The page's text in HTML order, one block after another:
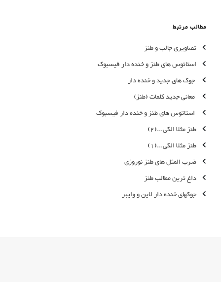
مطالب مرتبط
تصاویری جالب و طنز
استاتوس های طنز و خنده دار فیسبوک
جوک های جدید و خنده دار
معانی جدید کلمات (طنز)
استاتوس های طنز و خنده دار فیسبوک
طنز مثلا الکی...(2)
طنز مثلا الکی...(1)
ضرب المثل های طنز نوروزی
داغ ترین مطالب طنز
جوکهای خنده دار لاین و وایبر